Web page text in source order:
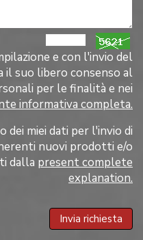
e con l'invio del
suo libero consenso al
per le finalità e nei
informativa completa.
miei dati per l'invio di
nuovi prodotti e/o
dalla present complete
explanation.